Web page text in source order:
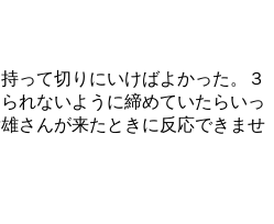
って切りにいけばよかった。３
れないように締めていたらいっ
さんが来たときに反応できませ